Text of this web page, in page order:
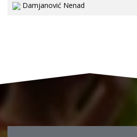
Damjanović Nenad